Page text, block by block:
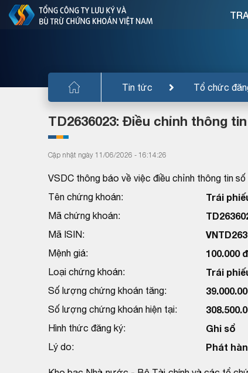
Tin tức Tổ chức
TD2636023: Điều chỉnh thông
Cập nhật ngày 11/06/2026 - 16:14:26
VSDC thông báo về việc điều chỉnh thông tin
Tên chứng khoán:
Trái
Mã chứng khoán:
Mã ISIN:
Mệnh giá: 100.000
Loại chứng khoán: Trái
Số lượng chứng khoán tăng:
Số lượng chứng khoán hiện tại:
Hình thức đăng ký: Ghi sổ
Lý do: Phát